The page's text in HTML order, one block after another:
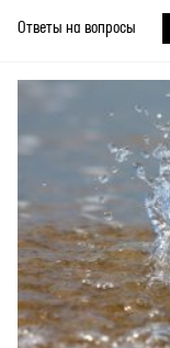
Ответы на вопросы